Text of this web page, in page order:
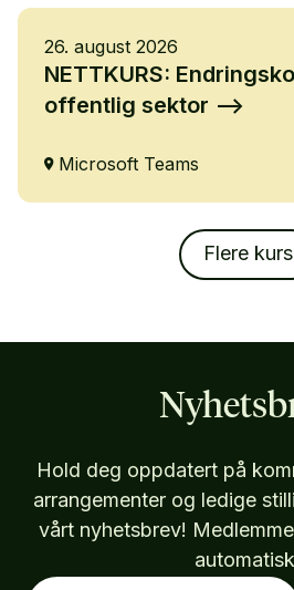
26. august 2026
NETTKURS:
offentlig sektor
Microsoft Teams
Flere kurs
Hold deg oppdatert på
arrangementer og ledige
vårt nyhetsbrev!